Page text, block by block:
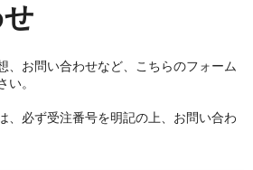
、お問い合わせなど、こちらのフォーム
い。
、必ず受注番号を明記の上、お問い合わ